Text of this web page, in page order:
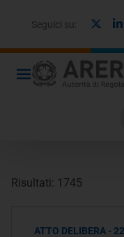
Seguici su:
Risultati: 1745
ATTO DELIBERA -